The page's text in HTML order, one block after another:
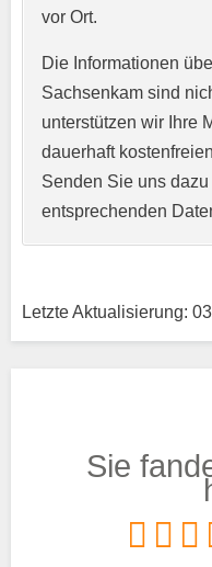
Kurzprofil
Trägertyp*
vor Ort.
Die Informationen
Sachsenkam sind
unterstützen wir Ihre
dauerhaft
Senden Sie uns
entsprechenden
Letzte Aktualisierung:
Sie